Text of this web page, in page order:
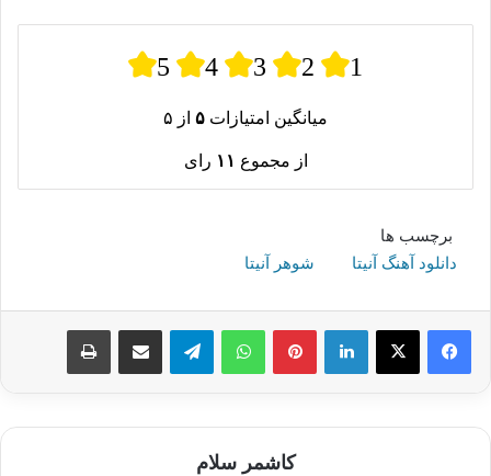
5 4 3 2 1
میانگین امتیازات ۵ از ۵
از مجموع ۱۱ رای
برچسب ها
دانلود آهنگ آنیتا
شوهر آنیتا
لینکدین پینترستواتس آپ تلگرام اشتراک گذاری از طریق ایمیل چاپ
کاشمر سلام